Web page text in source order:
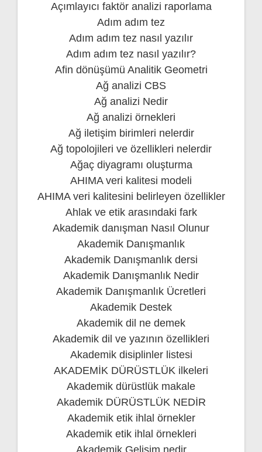
Açımlayıcı faktör analizi raporlama
Adım adım tez
Adım adım tez nasıl yazılır
Adım adım tez nasıl yazılır?
Afin dönüşümü Analitik Geometri
Ağ analizi CBS
Ağ analizi Nedir
Ağ analizi örnekleri
Ağ iletişim birimleri nelerdir
Ağ topolojileri ve özellikleri nelerdir
Ağaç diyagramı oluşturma
AHIMA veri kalitesi modeli
AHIMA veri kalitesini belirleyen özellikler
Ahlak ve etik arasındaki fark
Akademik danışman Nasıl Olunur
Akademik Danışmanlık
Akademik Danışmanlık dersi
Akademik Danışmanlık Nedir
Akademik Danışmanlık Ücretleri
Akademik Destek
Akademik dil ne demek
Akademik dil ve yazının özellikleri
Akademik disiplinler listesi
AKADEMİK DÜRÜSTLÜK ilkeleri
Akademik dürüstlük makale
Akademik DÜRÜSTLÜK NEDİR
Akademik etik ihlal örnekler
Akademik etik ihlal örnekleri